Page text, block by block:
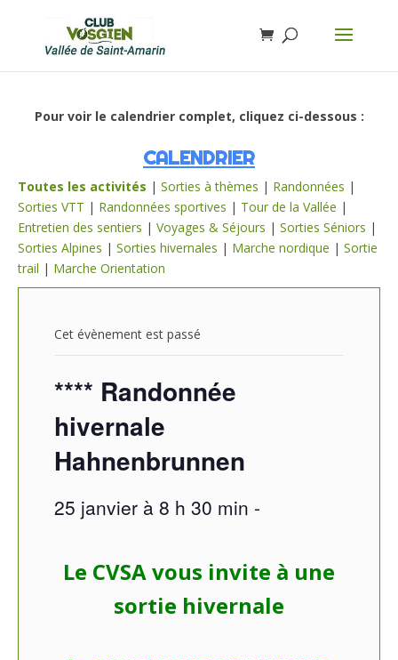
Pour voir le calendrier complet, cliquez ci-dessous :
CALENDRIER
Toutes les activités | Sorties à thèmes | Randonnées |
Sorties VTT | Randonnées sportives | Tour de la Vallée |
Entretien des sentiers | Voyages & Séjours | Sorties Séniors |
Sorties Alpines | Sorties hivernales | Marche nordique | Sortie
trail | Marche Orientation
Cet évènement est passé
**** Randonnée
hivernale
Hahnenbrunnen
25 janvier à 8 h 30 min -
Le CVSA vous invite à une
sortie hivernale